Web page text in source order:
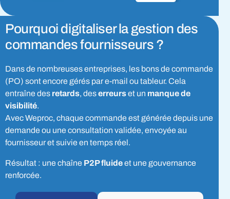
Pourquoi digitaliser la gestion des
commandes fournisseurs ?
Dans de nombreuses entreprises, les bons de commande
(PO) sont encore gérés par e-mail ou tableur. Cela
entraîne des retards, deserreurset un manque de
visibilité.
Avec Weproc, chaque commande est générée depuis une
demande ou uneconsultation validée, envoyée au
fournisseuretsuivie en temps réel.
Résultat : une chaîne P2Pfluideet une gouvernance
renforcée.